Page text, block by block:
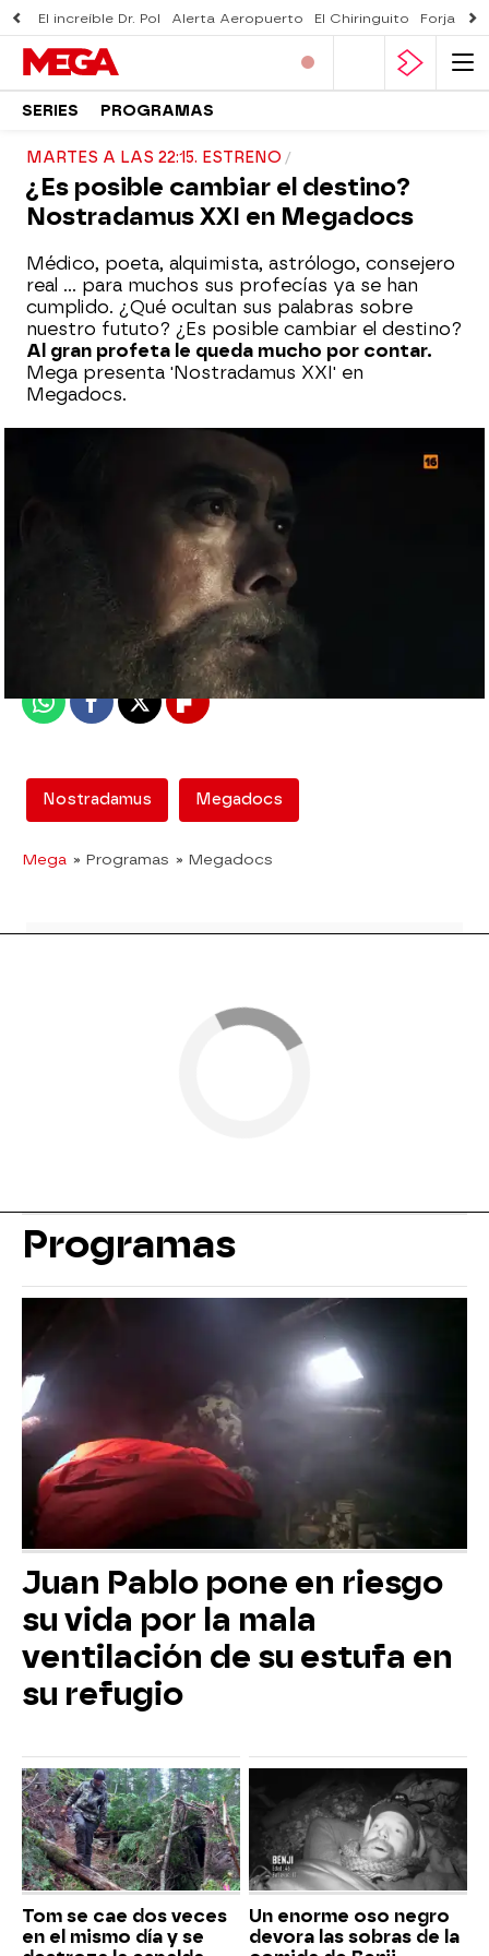
El increíble Dr. Pol Alerta Aeropuerto El Chiringuito Forjado
SERIES PROGRAMAS
MARTES A LAS 22:15. ESTRENO
¿Es posible cambiar el destino?
Nostradamus XXI en Megadocs
Médico, poeta, alquimista, astrólogo, consejero
real ... para muchos sus profecías ya se han
cumplido. ¿Qué ocultan sus palabras sobre
nuestro fututo? ¿Es posible cambiar el destino?
Al gran profeta le queda mucho por contar.
Mega presenta 'Nostradamus XXI' en
Megadocs.
Madrid
12 de febrero de 2018, 13:01
WhatsappFacebook
X Flipboard
Nostradamus Megadocs
Mega » Programas » Megadocs
Programas
Juan Pablo pone en riesgo
su vida por la mala
ventilación de su estufa en
su refugio
Tom se cae dos veces
en el mismo día y se
Un enorme oso negro
devora las sobras de la